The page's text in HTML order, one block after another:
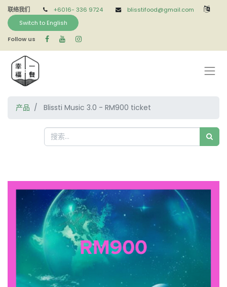
联络我们 +6016-336 9724
blisstifood@gmail.com
Switch to English
Follow us
产品 Blissti Music 3.0 - RM900 ticket